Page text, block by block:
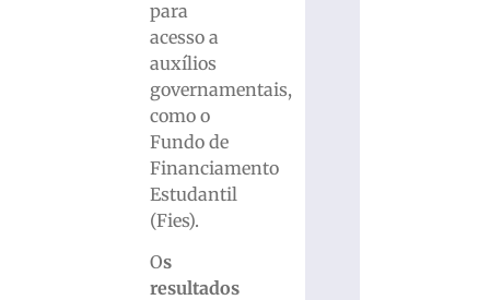
para
acesso a
auxílios
governamentais,
como o
Fundo de
Financiamento
Estudantil
(Fies).
Os
resultados